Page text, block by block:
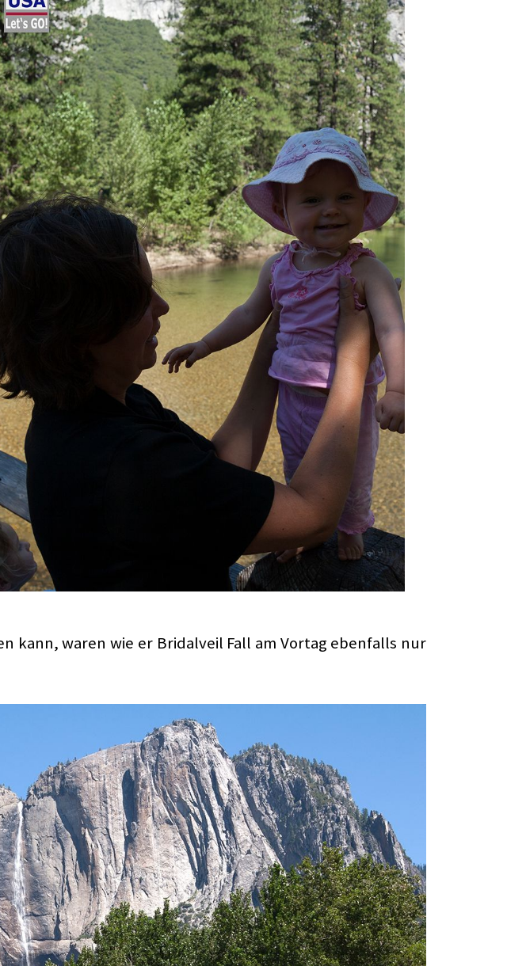
kann, waren wie er Bridalveil Fall am Vortag ebenfalls nur